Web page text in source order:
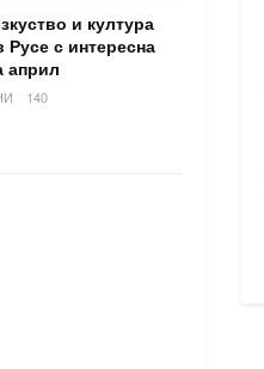
и култура
Русе с интересна
април
140